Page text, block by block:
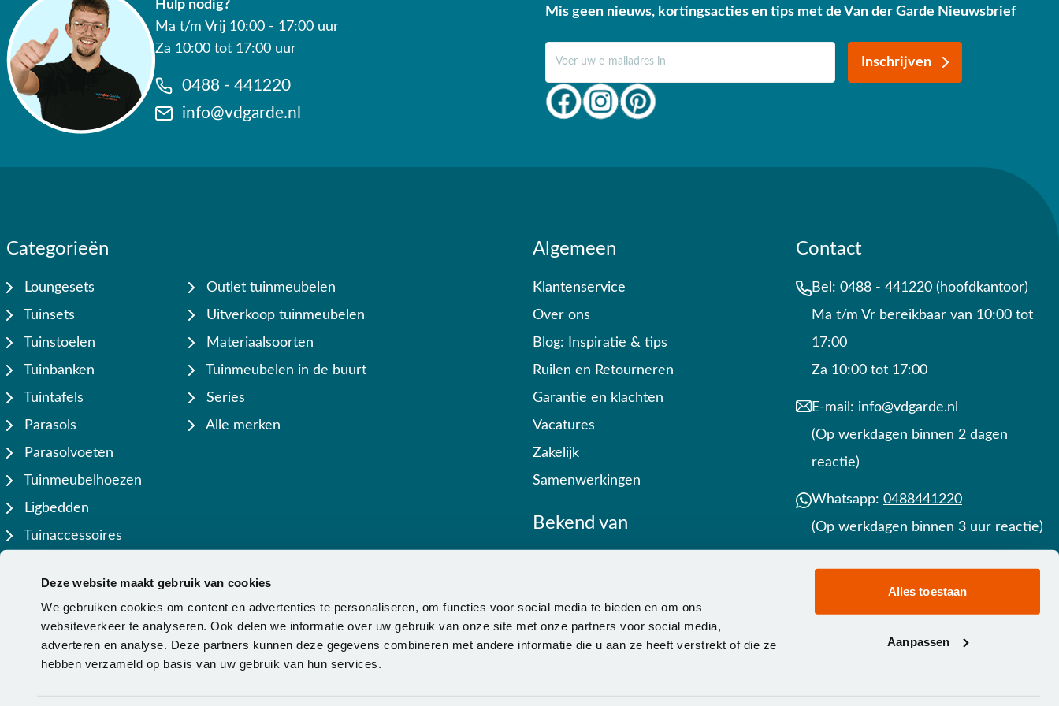
Deze website maakt gebruik van cookies
We gebruiken cookies om content en advertenties te personaliseren, om functies voor social media te bieden en om ons
websiteverkeer te analyseren. Ook delen we informatie over uw gebruik van onze site met onze partners voor social media,
adverteren en analyse. Deze partners kunnen deze gegevens combineren met andere informatie die u aan ze heeft verstrekt of die ze
hebben verzameld op basis van uw gebruik van hun services.
Alles toestaan
Aanpassen
✔ 9.4/10 uit 19.500+ klantbeoordeling
✔ Gratis verzending vanaf €50,-
✔ Goede service
Hulp nodig?
Ma t/m Vrij 10:00 - 17:00 uur
Za 10:00 tot 17:00 uur
0488 - 441220
info@vdgarde.nl
Mis geen nieuws, kortingsacties en tips met de Van der Garde Nieuwsbrief
Inschrijven
Categorieën
Loungesets
Tuinsets
Tuinstoelen
Tuinbanken
Tuintafels
Parasols
Parasolvoeten
Tuinmeubelhoezen
Ligbedden
Tuinaccessoires
Outlet tuinmeubelen
Uitverkoop tuinmeubelen
Materiaalsoorten
Tuinmeubelen in de buurt
Series
Alle merken
Algemeen
Klantenservice
Over ons
Blog: Inspiratie & tips
Ruilen en Retourneren
Garantie en klachten
Vacatures
Zakelijk
Samenwerkingen
Bekend van
Contact
Bel: 0488 - 441220 (hoofdkantoor)
Ma t/m Vr bereikbaar van 10:00 tot
17:00
Za 10:00 tot 17:00
E-mail: info@vdgarde.nl
(Op werkdagen binnen 2 dagen
reactie)
Whatsapp: 0488441220
(Op werkdagen binnen 3 uur reactie)